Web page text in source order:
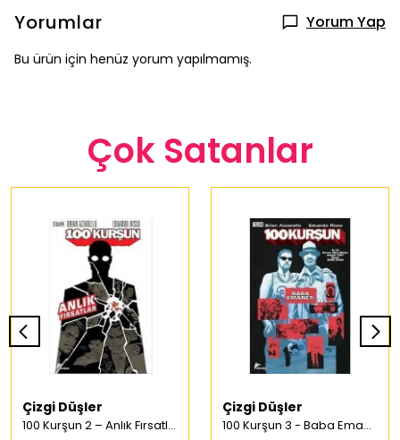
Yorumlar Yorum Yap
Bu ürün için henüz yorum yapılmamış.
Çok Satanlar
Çizgi Düşler
100 Kurşun 2 – Anlık Fırsatlar Türkçe Çizgi Roman
Çizgi Düşler
100 Kurşun 3 - Baba Emaneti Türkçe Çizgi Roman